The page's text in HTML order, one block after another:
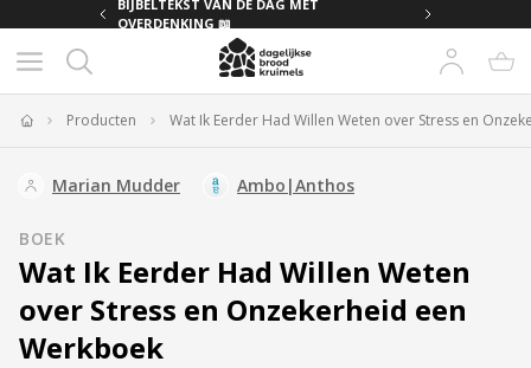
BIJBELTEKST VAN DE DAG MET
OVERDENKING 📖
Producten Wat Ik Eerder Had Willen Weten over Stress en
Marian Mudder Ambo|Anthos
BOEK
Wat Ik Eerder Had Willen Weten
over Stress en Onzekerheid een
Werkboek